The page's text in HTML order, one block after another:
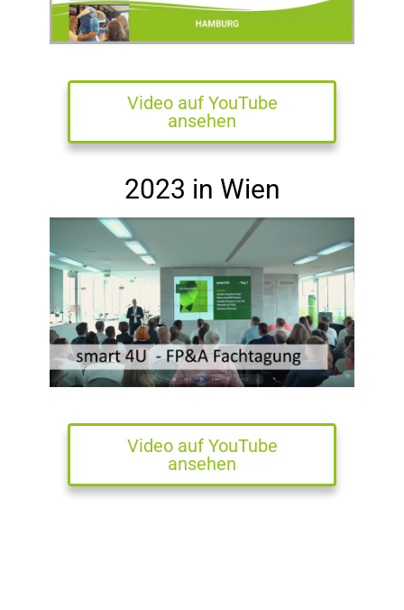
Video auf YouTube
ansehen
2023 in Wien
Video auf YouTube
ansehen